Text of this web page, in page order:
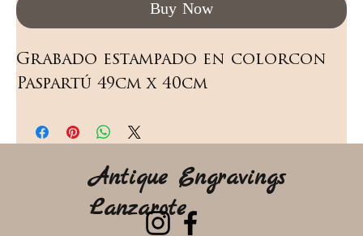
Buy Now
Grabado estampado en colorcon
Paspartú 49cm x 40cm
Antique Engravings
Lanzarote